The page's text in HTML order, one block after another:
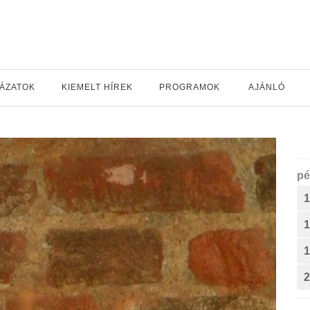
KIEMELT HÍREK PROGRAMOK AJÁNLÓ